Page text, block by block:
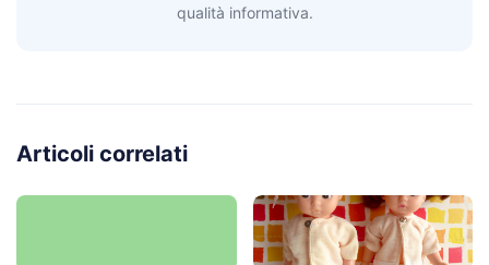
qualità informativa.
Articoli correlati